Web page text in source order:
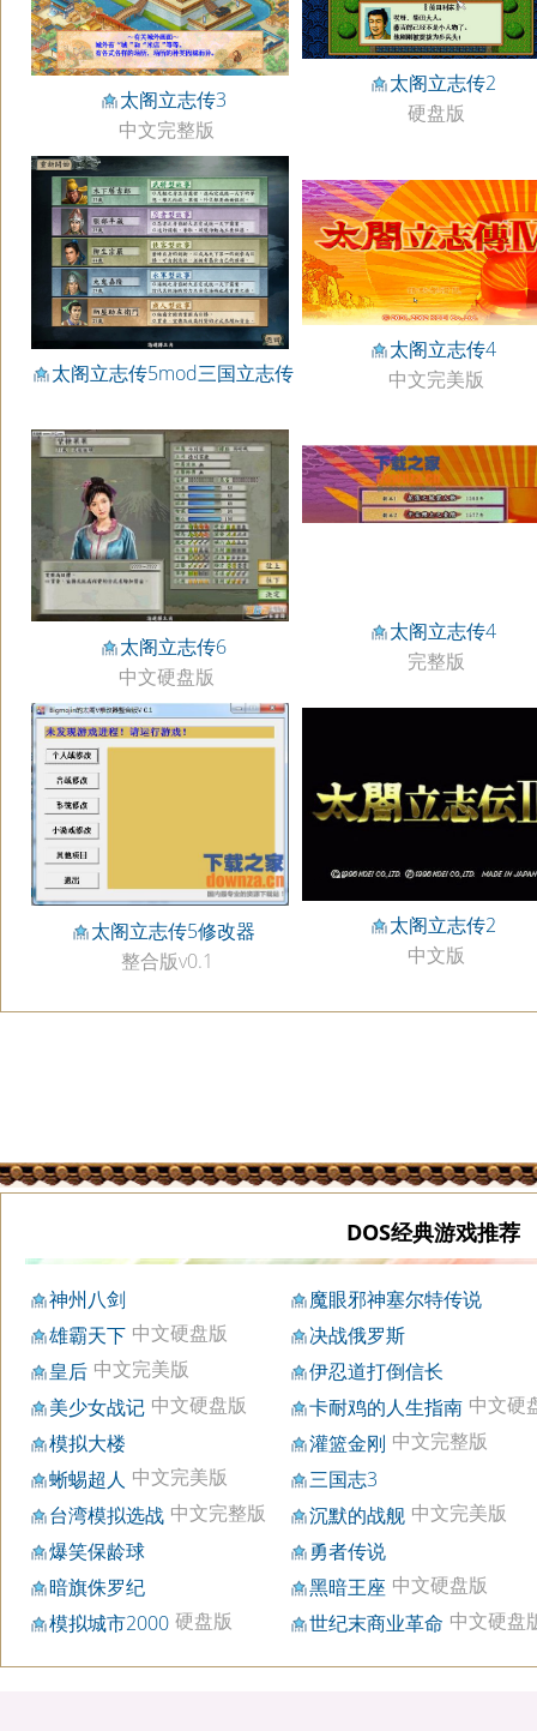
太阁立志传3
中文完整版
太阁立志传2
硬盘版
太阁立志传5mod三国立志传
太阁立志传4
中文完美版
太阁立志传6
中文硬盘版
太阁立志传4
完整版
太阁立志传5修改器
整合版v0.1
太阁立志传2
中文版
DOS经典游戏推荐
神州八剑
魔眼邪神塞尔特传说
雄霸天下 中文硬盘版
决战俄罗斯
皇后 中文完美版
伊忍道打倒信长
美少女战记 中文硬盘版 卡耐鸡的人生指南 中文硬
模拟大楼
灌篮金刚 中文完整版
蜥蜴超人 中文完美版
三国志3
台湾模拟选战 中文完整版 沉默的战舰 中文完美版
爆笑保龄球
勇者传说
暗旗侏罗纪
黑暗王座 中文硬盘版
模拟城市2000 硬盘版 世纪末商业革命 中文硬盘